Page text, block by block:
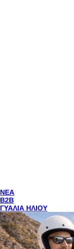
NEA
Β2Β
ΓΥΑΛΙΑ ΗΛΙΟΥ